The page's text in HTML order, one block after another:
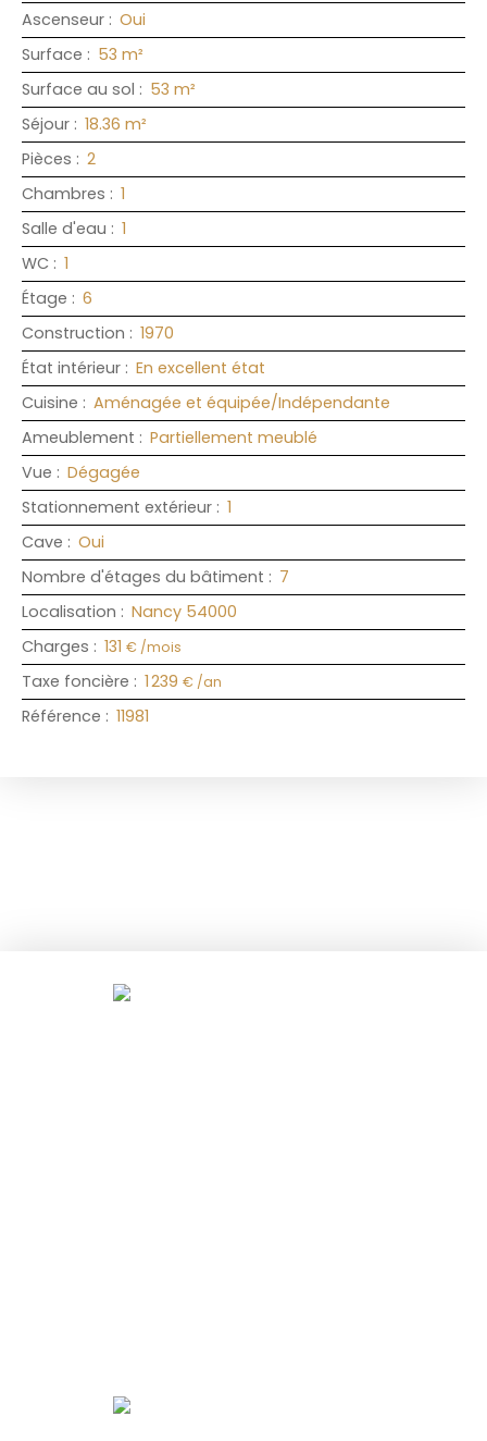
Ascenseur : Oui
Surface : 53 m²
Surface au sol : 53 m²
Séjour : 18.36 m²
Pièces : 2
Chambres : 1
Salle d'eau : 1
WC : 1
Étage : 6
Construction : 1970
État intérieur : En excellent état
Cuisine : Aménagée et équipée/Indépendante
Ameublement : Partiellement meublé
Vue : Dégagée
Stationnement extérieur : 1
Cave : Oui
Nombre d'étages du bâtiment : 7
Localisation : Nancy 54000
Charges : 131 € /mois
Taxe foncière : 1 239 € /an
Référence : 11981